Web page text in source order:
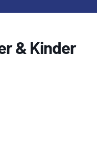
& Kinder